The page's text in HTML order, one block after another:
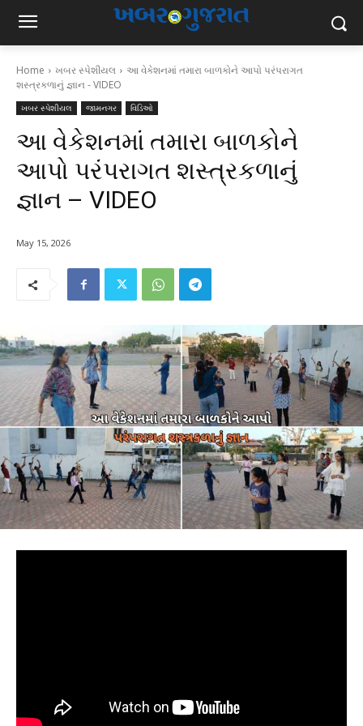
Home ખબર સ્પેશીયલ
આ વેકેશનમાં તમારા બાળકોને આપો પરંપરાગત
શસ્ત્રકળાનું જ્ઞાન - VIDEO
ખબર સ્પેશીયલ જામનગર વિડિઓ
આ વેકેશનમાં તમારા બાળકોને
આપો પરંપરાગત શસ્ત્રકળાનું
જ્ઞાન – VIDEO
May 15, 2026